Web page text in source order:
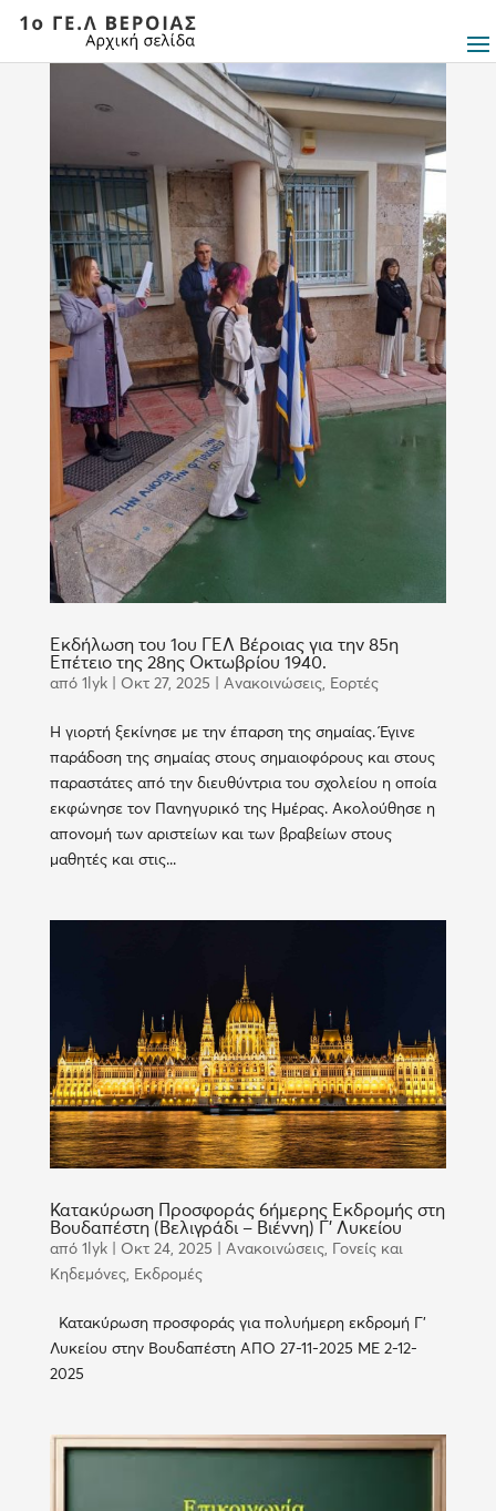
Εκδήλωση του 1ου ΓΕΛ Βέροιας για την 85η
Επέτειο της 28ης Οκτωβρίου 1940.
από 1lyk| Οκτ 27, 2025 Ανακοινώσεις, Εορτές
Η γιορτή ξεκίνησε με την έπαρση της σημαίας. Έγινε
παράδοση της σημαίας στους σημαιοφόρους και στους
παραστάτες από την διευθύντρια του σχολείου η οποία
εκφώνησε τον Πανηγυρικό της Ημέρας. Ακολούθησε η
απονομή των αριστείων και των βραβείων στους
μαθητές και στις...
Κατακύρωση Προσφοράς 6ήμερης Εκδρομής στη
Βουδαπέστη (Βελιγράδι – Βιέννη) Γ’ Λυκείου
από 1lyk| Οκτ 24, 2025 Ανακοινώσεις,
Γονείς και
Κηδεμόνες, Εκδρομές
Κατακύρωση προσφοράς για πολυήμερη εκδρομή Γ’
Λυκείου στην Βουδαπέστη ΑΠΟ 27-11-2025 ΜΕ 2-12-
2025